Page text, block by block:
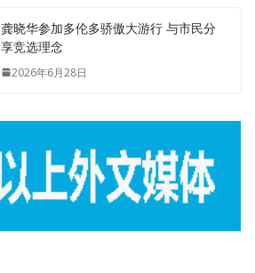
龚晓华参加多伦多骄傲大游行 与市民分
享竞选理念
2026年6月28日